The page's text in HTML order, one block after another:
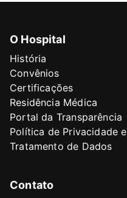
O Hospital
História
Convênios
Certificações
Residência Médica
Portal da Transparência
Política de Privacidade e
Tratamento de Dados
Contato